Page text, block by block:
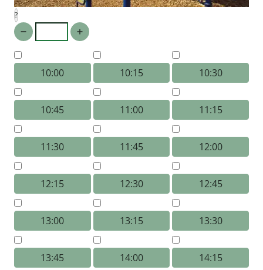
?
10:00 10:15 10:30
10:45 11:00 11:15
11:30 11:45 12:00
12:15 12:30 12:45
13:00 13:15 13:30
13:45 14:00 14:15